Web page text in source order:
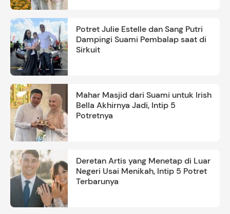
Potret Julie Estelle dan Sang Putri
Dampingi Suami Pembalap saat di
Sirkuit
Mahar Masjid dari Suami untuk Irish
Bella Akhirnya Jadi, Intip 5
Potretnya
Deretan Artis yang Menetap di Luar
Negeri Usai Menikah, Intip 5 Potret
Terbarunya